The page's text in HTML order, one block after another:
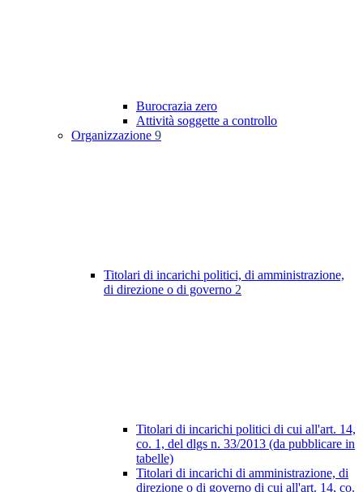
Burocrazia zero
Attività soggette a controllo
Organizzazione 9
Titolari di incarichi politici, di amministrazione,
di direzione o di governo 2
Titolari di incarichi politici di cui all'art. 14,
co. 1, del dlgs n. 33/2013 (da pubblicare in
tabelle)
Titolari di incarichi di amministrazione, di
direzione o di governo di cui all'art. 14, co.